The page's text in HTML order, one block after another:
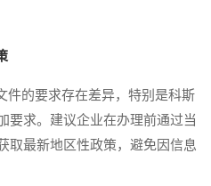
的要求存在差异，特别是科斯
要求。建议企业在办理前通过当
取最新地区性政策，避免因信息